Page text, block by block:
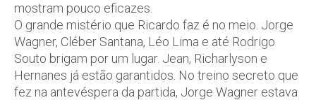
mostram pouco eficazes.
O grande mistério que Ricardo faz é no meio. Jorge
Wagner, Cléber Santana, Léo Lima e até Rodrigo
Souto brigam por um lugar. Jean, Richarlyson e
Hernanes já estão garantidos. No treino secreto que
fez na antevéspera da partida, Jorge Wagner estava